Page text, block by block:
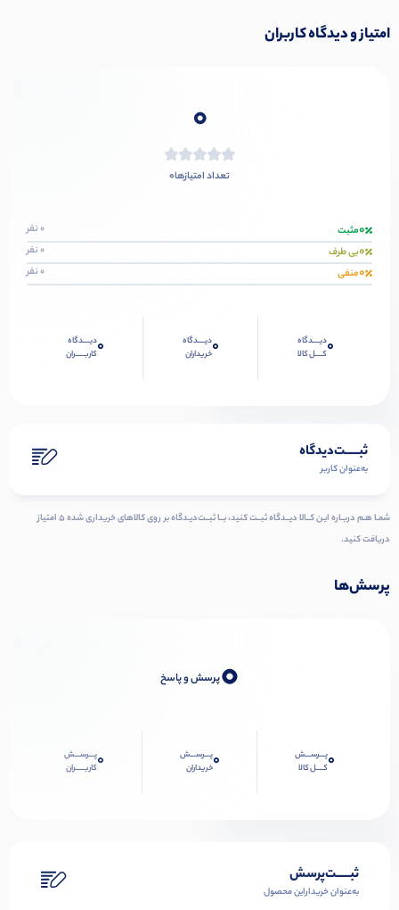
امتیاز و دیدگاه کاربران
0
تعداد امتیازها0
0مثبت 0 نفر
0بی طرف 0 نفر
0منفی 0 نفر
0دیــــدگاه
کــــل کالا
0دیــــدگاه
خریداران
0دیــــدگاه
کاربـــــران
ثبـــــت‌دیدگاه
به‌عنوان کاربر
شمـا هـم دربـاره ایـن کــالا دیــدگاه ثبــت کنید، بــا ثبــت‌دیـدگاه بر روی کالاهای خریداری شده ۵ امتیاز
دریافت کنید.
پرسش‌ها
0پرسش و پاسخ
0پـــرســـش
کــــل کالا
0پـــرســـش
خریداران
0پـــرســـش
کاربـــــران
ثبـــــت‌پرسش
به‌عنوان ‌خریدار‌این‌ محصول